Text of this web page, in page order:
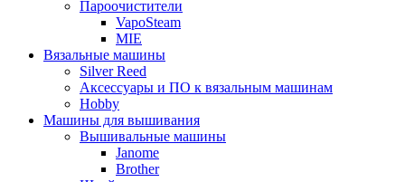
Пароочистители
VapoSteam
MIE
Вязальные машины
Silver Reed
Аксессуары и ПО к вязальным машинам
Hobby
Машины для вышивания
Вышивальные машины
Janome
Brother